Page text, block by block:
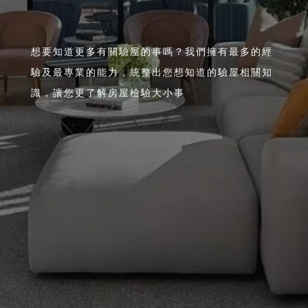
想要知道更多有關驗屋的事嗎？我們擁有最多的經
驗及最專業的能力，統整出您想知道的驗屋相關知
識，讓您更了解房屋檢驗大小事